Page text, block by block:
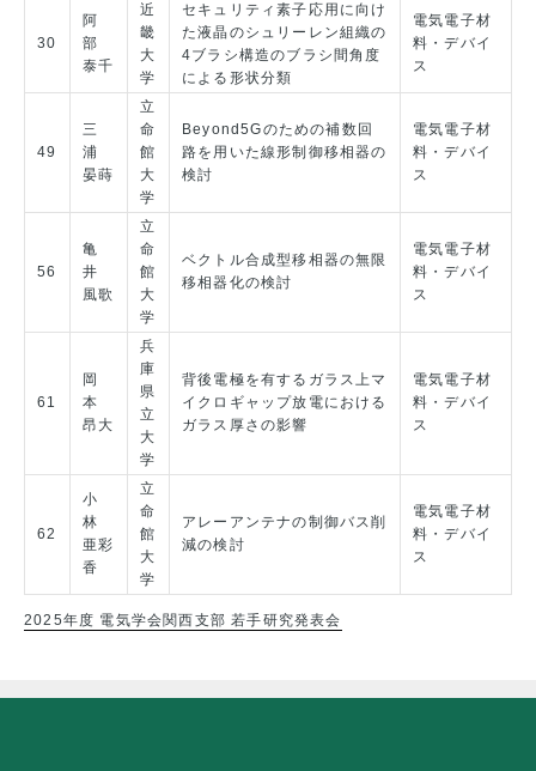
30
阿
部
泰千
近
畿
大
学
セキュリティ素子応用に向け
た液晶のシュリーレン組織の
4ブラシ構造のブラシ間角度
による形状分類
電気電子材
料・デバイ
ス
49
三
浦
晏蒔
立
命
館
大
学
Beyond5Gのための補数回
路を用いた線形制御移相器の
検討
電気電子材
料・デバイ
ス
56
亀
井
風歌
立
命
館
大
学
ベクトル合成型移相器の無限
移相器化の検討
電気電子材
料・デバイ
ス
61
岡
本
昂大
兵
庫
県
立
大
学
背後電極を有するガラス上マ
イクロギャップ放電における
ガラス厚さの影響
電気電子材
料・デバイ
ス
62
小
林
亜彩
香
立
命
館
大
学
アレーアンテナの制御バス削
減の検討
電気電子材
料・デバイ
ス
2025年度 電気学会関西支部 若手研究発表会